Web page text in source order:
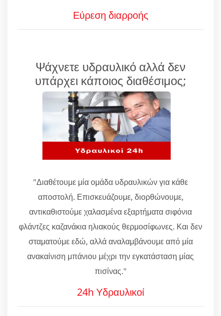
Εύρεση διαρροής
Ψάχνετε υδραυλικό αλλά δεν
υπάρχει κάποιος διαθέσιμος;
"Διαθέτουμε μία ομάδα υδραυλικών για κάθε
αποστολή. Επισκευάζουμε, διορθώνουμε,
αντικαθιστούμε χαλασμένα εξαρτήματα σιφόνια
φλάντζες καζανάκια ηλιακούς θερμοσίφωνες. Και δεν
σταματούμε εδώ, αλλά αναλαμβάνουμε από μία
ανακαίνιση μπάνιου μέχρι την εγκατάσταση μίας
πισίνας."
24h Υδραυλικοί